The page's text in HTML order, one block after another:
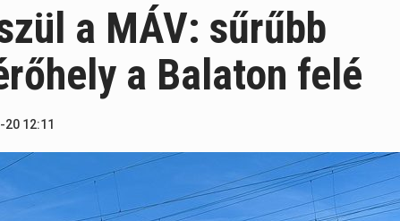
a MÁV: sűrűbb
a Balaton felé
12:11